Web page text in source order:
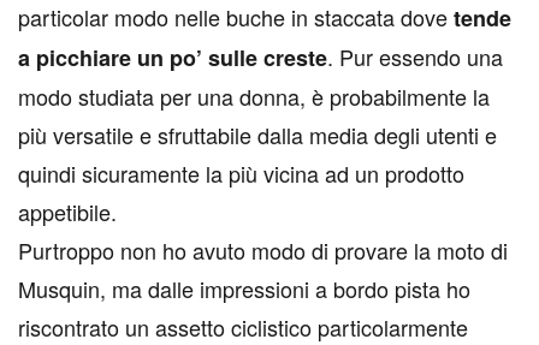
particolar modo nelle buche in staccata dovetende
a picchiare un po’ sulle creste. Pur essendo una
modo studiata per una donna, è probabilmente la
più versatile e sfruttabile dalla media degli utenti e
quindi sicuramente la più vicina ad un prodotto
appetibile.
Purtroppo non ho avuto modo di provare la moto di
Musquin, ma dalle impressioni a bordo pista ho
riscontrato un assetto ciclistico particolarmente